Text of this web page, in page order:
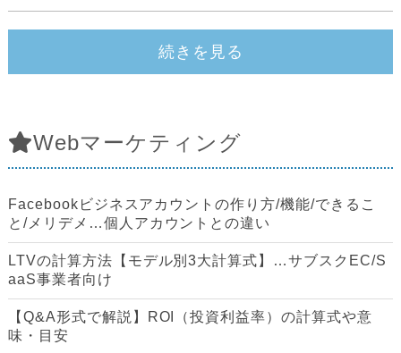
続きを見る
Webマーケティング
Facebookビジネスアカウントの作り方/機能/できるこ
と/メリデメ…個人アカウントとの違い
LTVの計算方法【モデル別3大計算式】…サブスクEC/S
aaS事業者向け
【Q&A形式で解説】ROI（投資利益率）の計算式や意
味・目安